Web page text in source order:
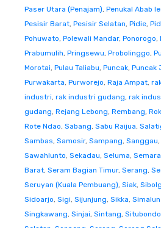
Paser Utara (Penajam), Penukal Abab
Pesisir Barat, Pesisir Selatan, Pidie,
Pohuwato, Polewali Mandar, Ponorogo,
Prabumulih, Pringsewu, Probolinggo,
Morotai, Pulau Taliabu, Puncak, Puncak
Purwakarta, Purworejo, Raja Ampat,
industri, rak industri gudang, rak
gudang, Rejang Lebong, Rembang,
Rote Ndao, Sabang, Sabu Raijua,
Sambas, Samosir, Sampang, Sanggau,
Sawahlunto, Sekadau, Seluma,
Barat, Seram Bagian Timur, Serang,
Seruyan (Kuala Pembuang), Siak,
Sidoarjo, Sigi, Sijunjung, Sikka,
Singkawang, Sinjai, Sintang, Situbondo